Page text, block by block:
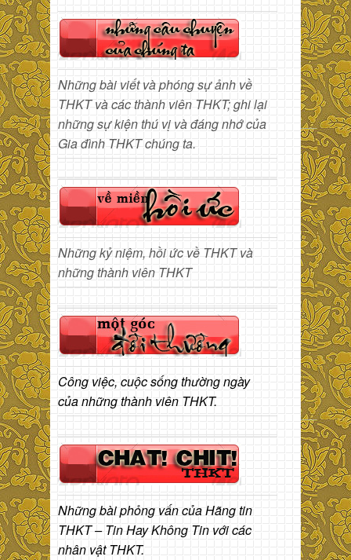
Những bài viết và phóng sự ảnh về
THKT và các thành viên THKT; ghi lại
những sự kiện thú vị và đáng nhớ của
Gia đình THKT chúng ta.
Những kỷ niệm, hồi ức về THKT và
những thành viên THKT
Công việc, cuộc sống thường ngày
của những thành viên THKT.
Những bài phỏng vấn của Hãng tin
THKT – Tin Hay Không Tin với các
nhân vật THKT.